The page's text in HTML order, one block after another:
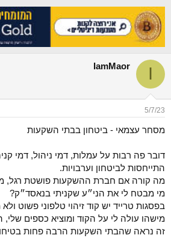
ו
ת
ח
ה
נ
ו
ש
א
ו
ר
ס
ם
ב
א
I
IamMaor
5/7/23
מסחר עצמאי - ביטחון בבתי השקעות
דובר פה רבות על עמלות, דמי ניהול, דמי
התייחסות לביטחון וערבויות.
מה קורה אם חברת ההשקעות פושטת רגל,
מי מבטח לי את הני״ע שקניתי בנאסד״ק?
בפסגות טרייד יש קוד זיהוי טלפוני פשוט
מישהו עולה לי על הקוד ומוציא כספים
זה נראה שהבתי השקעות הרבה פחות